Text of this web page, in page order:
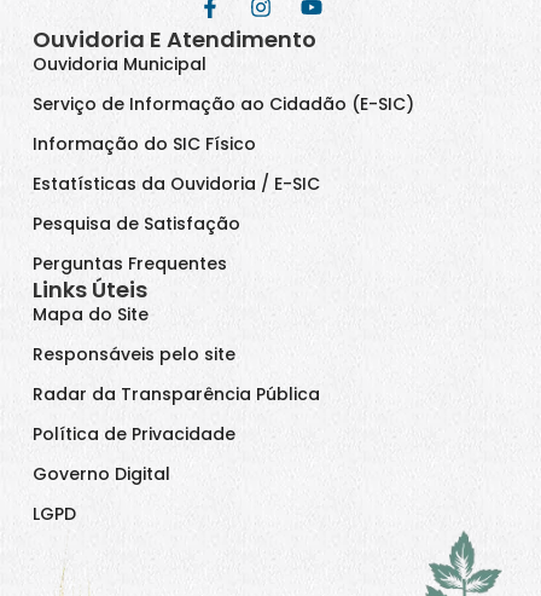
Ouvidoria E Atendimento
Ouvidoria Municipal
Serviço de Informação ao Cidadão (E-SIC)
Informação do SIC Físico
Estatísticas da Ouvidoria / E-SIC
Pesquisa de Satisfação
Perguntas Frequentes
Links Úteis
Mapa do Site
Responsáveis pelo site
Radar da Transparência Pública
Política de Privacidade
Governo Digital
LGPD